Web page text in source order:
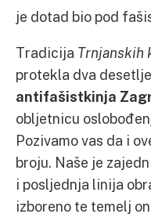
je dotad bio pod
Tradicija Trnjanskih
protekla dva
antifašistkinja
obljetnicu
Pozivamo vas da i
broju. Naše je
i posljednja linija
izboreno te temelj